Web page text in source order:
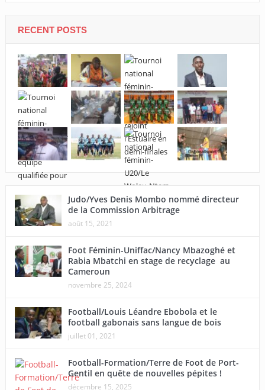
RECENT POSTS
Judo/Yves Denis Mombo nommé directeur
de la Commission Arbitrage
août 15, 2021
Foot Féminin-Uniffac/Nancy Mbazoghé et
Rabia Mbatchi en stage de recyclage au
Cameroun
novembre 25, 2024
Football/Louis Léandre Ebobola et le
football gabonais sans langue de bois
juillet 01, 2021
Football-Formation/Terre de Foot de Port-
Gentil en quête de nouvelles pépites !
décembre 15, 2025